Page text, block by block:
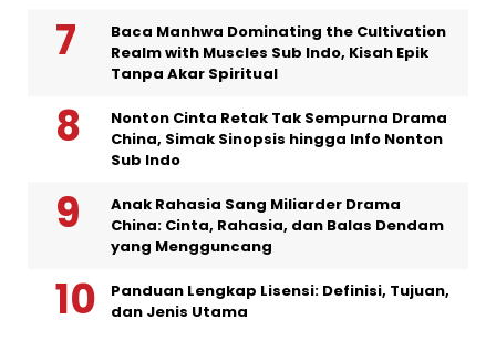
Baca Manhwa Dominating the Cultivation
Realm with Muscles Sub Indo, Kisah Epik
Tanpa Akar Spiritual
Nonton Cinta Retak Tak Sempurna Drama
China, Simak Sinopsis hingga Info Nonton
Sub Indo
Anak Rahasia Sang Miliarder Drama
China: Cinta, Rahasia, dan Balas Dendam
yang Mengguncang
Panduan Lengkap Lisensi: Definisi, Tujuan,
dan Jenis Utama